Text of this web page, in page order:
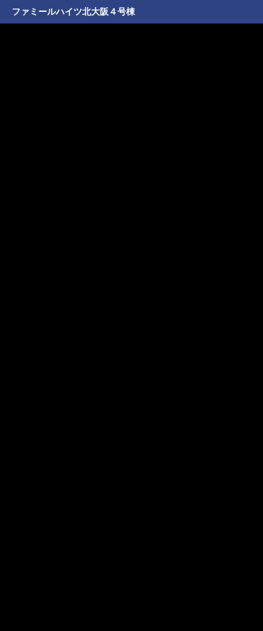
ファミールハイツ北大阪４号棟